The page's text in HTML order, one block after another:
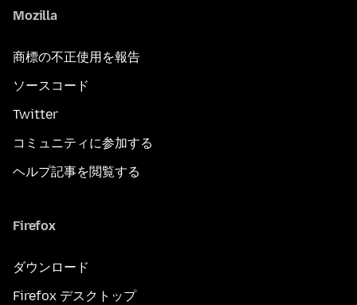
Mozilla
商標の不正使用を報告
ソースコード
Twitter
コミュニティに参加する
ヘルプ記事を閲覧する
Firefox
ダウンロード
Firefox デスクトップ